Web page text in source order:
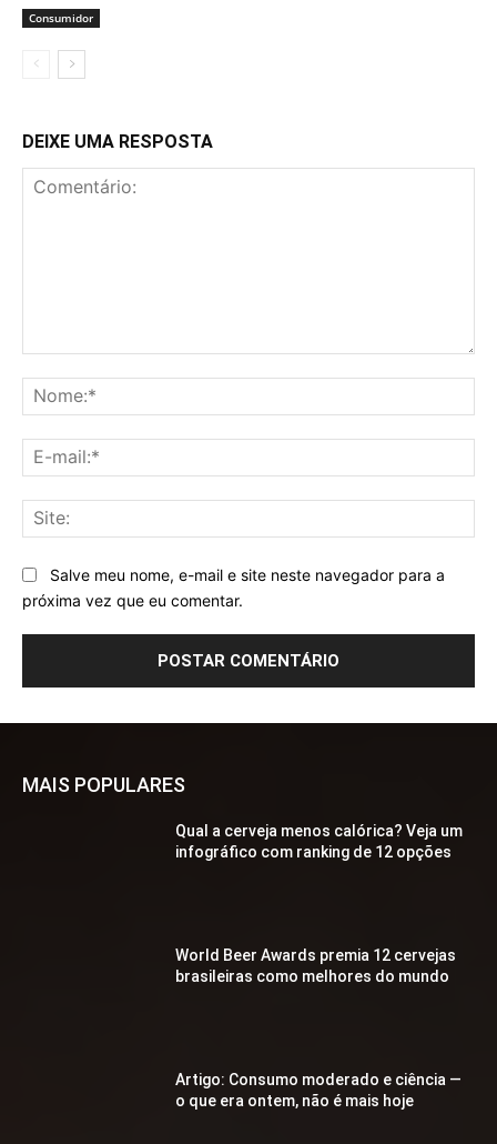
Consumidor
DEIXE UMA RESPOSTA
Salve meu nome, e-mail e site neste navegador para a
próxima vez que eu comentar.
MAIS POPULARES
Qual a cerveja menos calórica? Veja um
infográfico com ranking de 12 opções
World Beer Awards premia 12 cervejas
brasileiras como melhores do mundo
Artigo: Consumo moderado e ciência —
o que era ontem, não é mais hoje